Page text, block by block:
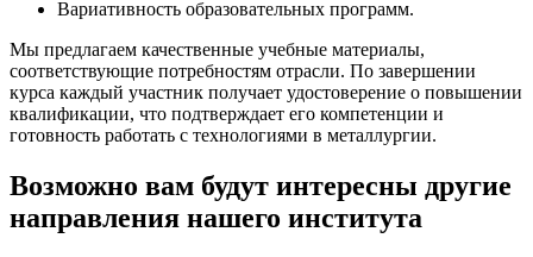
Вариативность образовательных программ.
Мы предлагаем качественные учебные материалы,
соответствующие потребностям отрасли. По завершении
курса каждый участник получает удостоверение о повышении
квалификации, что подтверждает его компетенции и
готовность работать с технологиями в металлургии.
Возможно вам будут интересны другие
направления нашего института